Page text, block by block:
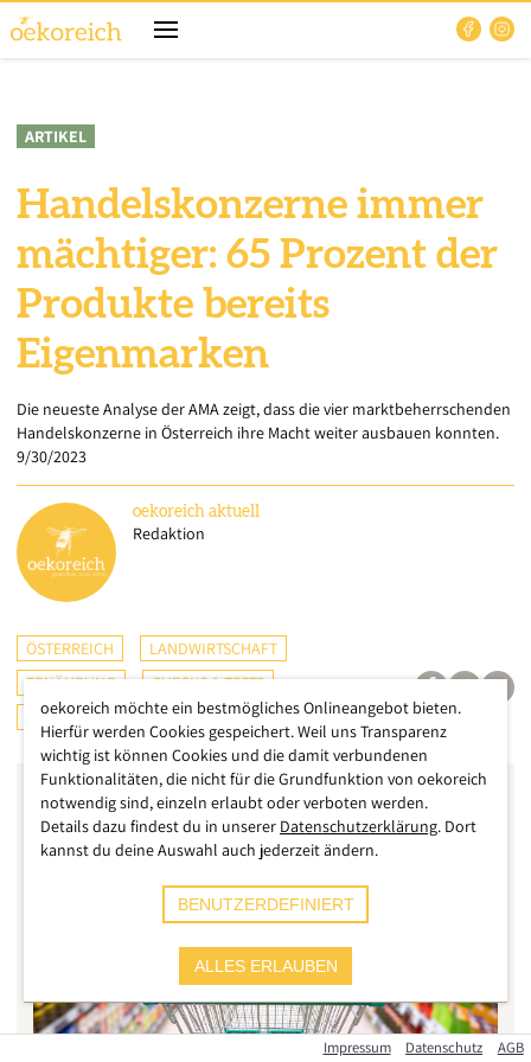
ARTIKEL
Handelskonzerne immer
mächtiger: 65 Prozent der
Produkte bereits
Eigenmarken
Die neueste Analyse der AMA zeigt, dass die vier marktbeherrschenden
Handelskonzerne in Österreich ihre Macht weiter ausbauen konnten.
9/30/2023
oekoreich aktuell
Redaktion
ÖSTERREICH
LANDWIRTSCHAFT
ERNÄHRUNG
CHECKS & TESTS
KONSUMENTENSCHUTZ
Impressum Datenschutz AGB
oekoreich möchte ein bestmögliches Onlineangebot bieten.
Hierfür werden Cookies gespeichert. Weil uns Transparenz
wichtig ist können Cookies und die damit verbundenen
Funktionalitäten, die nicht für die Grundfunktion von oekoreich
notwendig sind, einzeln erlaubt oder verboten werden.
Details dazu findest du in unserer Datenschutzerklärung. Dort
kannst du deine Auswahl auch jederzeit ändern.
BENUTZERDEFINIERT
ALLES ERLAUBEN